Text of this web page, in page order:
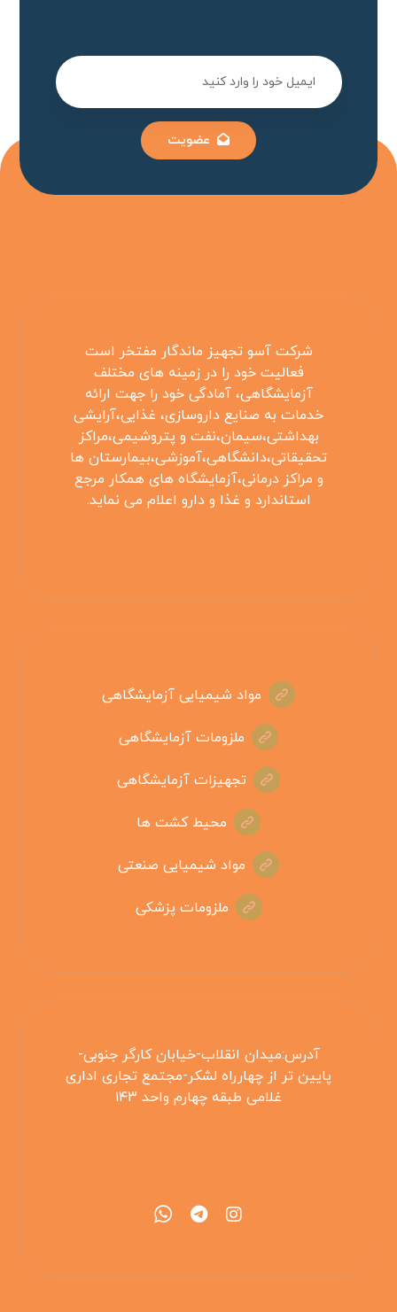
عضویت
شرکت آسو تجهیز ماندگار مفتخر است
فعالیت خود را در زمینه های مختلف
آزمایشگاهی، آمادگی خود را جهت ارائه
خدمات به صنایع داروسازی، غذایی،آرایشی
بهداشتی،سیمان،نفت و پتروشیمی،مراکز
تحقیقاتی،دانشگاهی،آموزشی،بیمارستان ها
و مراکز درمانی،آزمایشگاه های همکار مرجع
استاندارد و غذا و دارو اعلام می نماید.
مواد شیمیایی آزمایشگاهی
ملزومات آزمایشگاهی
تجهیزات آزمایشگاهی
محیط کشت ها
مواد شیمیایی صنعتی
ملزومات پزشکی
آدرس:میدان انقلاب-خیابان کارگر جنوبی-
پایین تر از چهارراه لشکر-مجتمع تجاری اداری
غلامی طبقه چهارم واحد ۱۴۳